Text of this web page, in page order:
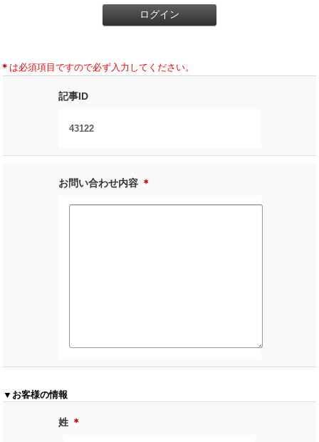
＊ は必須項目ですので必ず入力してください。
記事ID
43122
お問い合わせ内容 ＊
▼お客様の情報
姓 ＊